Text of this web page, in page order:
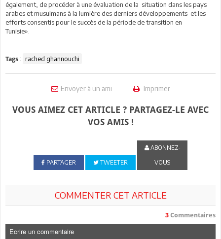
également, de procéder à une évaluation de la situation dans les pays
arabes et musulmans à la lumière des derniers développements et les
efforts consentis pour le succès de la période de transition en
Tunisie».
Tags : rached ghannouchi
Envoyer à un ami Imprimer
VOUS AIMEZ CET ARTICLE ? PARTAGEZ-LE AVEC
VOS AMIS !
PARTAGER TWEETER
ABONNEZ-
VOUS
COMMENTER CET ARTICLE
3 Commentaires
Ecrire un commentaire